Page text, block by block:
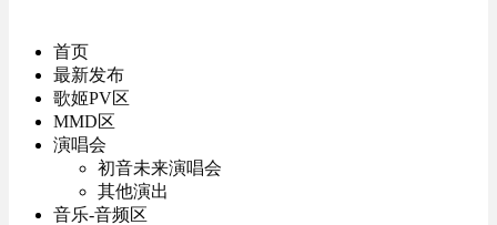
首页
最新发布
歌姬PV区
MMD区
演唱会
初音未来演唱会
其他演出
音乐-音频区